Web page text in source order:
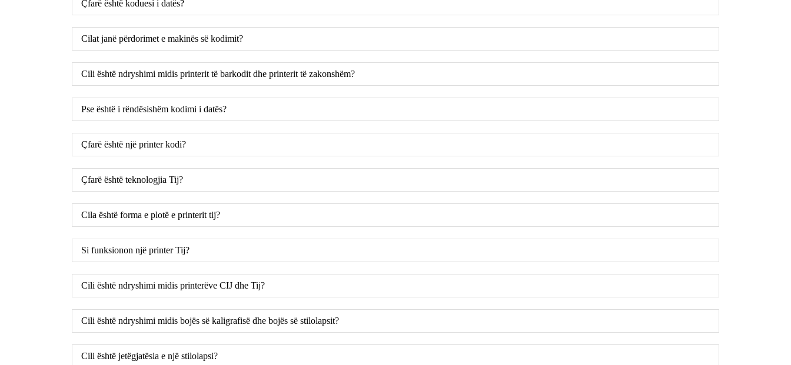
Çfarë është koduesi i datës?
Cilat janë përdorimet e makinës së kodimit?
Cili është ndryshimi midis printerit të barkodit dhe printerit të zakonshëm?
Pse është i rëndësishëm kodimi i datës?
Çfarë është një printer kodi?
Çfarë është teknologjia Tij?
Cila është forma e plotë e printerit tij?
Si funksionon një printer Tij?
Cili është ndryshimi midis printerëve CIJ dhe Tij?
Cili është ndryshimi midis bojës së kaligrafisë dhe bojës së stilolapsit?
Cili është jetëgjatësia e një stilolapsi?